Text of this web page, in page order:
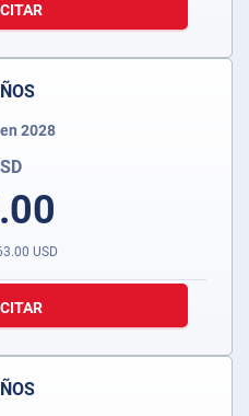
2028
USD